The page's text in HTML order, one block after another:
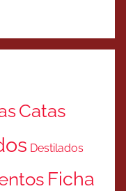
Catas
Destilados
Ficha